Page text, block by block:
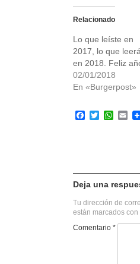
Relacionado
Lo que leíste en
2017, lo que
en 2018. Feliz
02/01/2018
En «Burgerpost»
Facebook
Twitter
Deja una
Tu dirección de
están marcados con
Comentario *